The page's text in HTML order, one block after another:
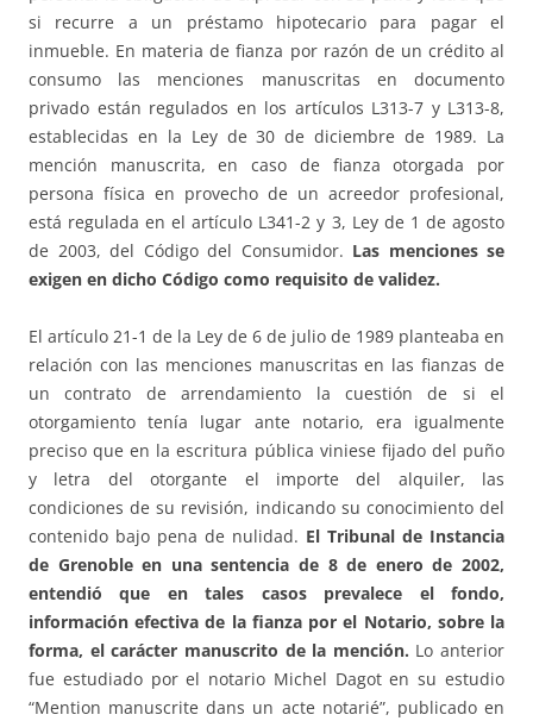
si recurre a un préstamo hipotecario para pagar el
inmueble. En materia de fianza por razón de un crédito al
consumo las menciones manuscritas en documento
privado están regulados en los artículos L313-7 y L313-8,
establecidas en la Ley de 30 de diciembre de 1989. La
mención manuscrita, en caso de fianza otorgada por
persona física en provecho de un acreedor profesional,
está regulada en el artículo L341-2 y 3, Ley de 1 de agosto
de 2003, del Código del Consumidor. Las menciones se
exigen en dicho Código como requisito de validez.
El artículo 21-1 de la Ley de 6 de julio de 1989 planteaba en
relación con las menciones manuscritas en las fianzas de
un contrato de arrendamiento la cuestión de si el
otorgamiento tenía lugar ante notario, era igualmente
preciso que en la escritura pública viniese fijado del puño
y letra del otorgante el importe del alquiler, las
condiciones de su revisión, indicando su conocimiento del
contenido bajo pena de nulidad. El Tribunal de Instancia
de Grenoble en una sentencia de 8 de enero de 2002,
entendió que en tales casos prevalece el fondo,
información efectiva de la fianza por el Notario, sobre la
forma, el carácter manuscrito de la mención. Lo anterior
fue estudiado por el notario Michel Dagot en su estudio
“Mention manuscrite dans un acte notarié”, publicado en